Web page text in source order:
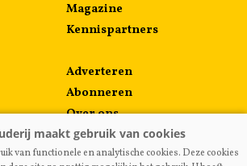
Magazine
Kennispartners
Adverteren
Abonneren
Over ons
Contact
van functionele en analytische cookies. Deze cookies